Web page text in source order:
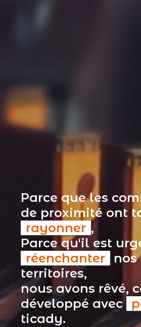
Parce que les
de proximité ont
rayonner ,
Parce qu'il est
réenchanter
nos
territoires,
nous avons rêvé,
développé avec
ticady.